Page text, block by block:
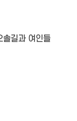
솔길과 여인들